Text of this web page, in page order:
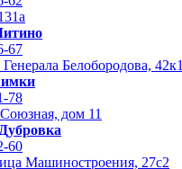
67
Белобородова, 42к1
78
дом 11
60
Машиностроения, 27с2